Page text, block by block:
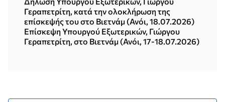
Γεραπετρίτη, κατά την ολοκλήρωση της
επίσκεψής του στο Βιετνάμ (Ανόι, 18.07.2026)
Επίσκεψη Υπουργού Εξωτερικών, Γιώργου
Γεραπετρίτη, στο Βιετνάμ (Ανόι, 17-18.07.2026)